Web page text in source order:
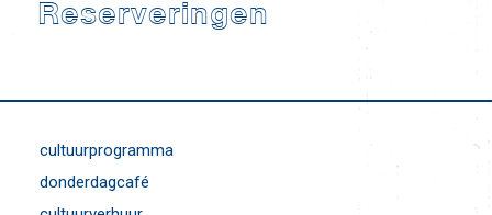
Reserveringen
cultuurprogramma
donderdagcafé